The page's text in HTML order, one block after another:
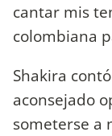
cantar mis
colombiana
Shakira
aconsejado
someterse a